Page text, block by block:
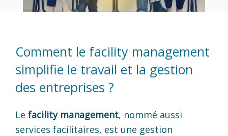
Comment le facility management
simplifie le travail et la gestion
des entreprises ?
Le facility management, nommé aussi
services facilitaires, est une gestion